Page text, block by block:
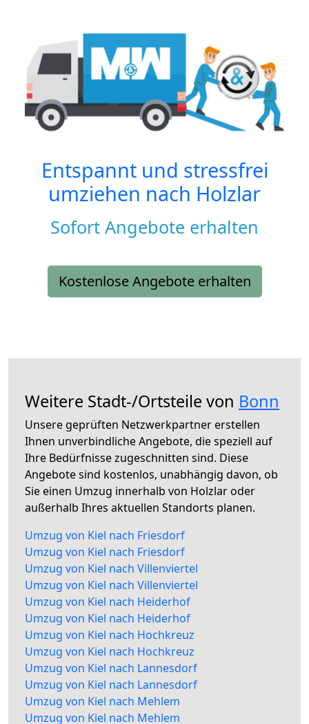
Entspannt und stressfrei
umziehen nach Holzlar
Sofort Angebote erhalten
Kostenlose Angebote erhalten
Weitere Stadt-/Ortsteile von Bonn
Unsere geprüften Netzwerkpartner erstellen
Ihnen unverbindliche Angebote, die speziell auf
Ihre Bedürfnisse zugeschnitten sind. Diese
Angebote sind kostenlos, unabhängig davon, ob
Sie einen Umzug innerhalb von Holzlar oder
außerhalb Ihres aktuellen Standorts planen.
Umzug von Kiel nach Friesdorf
Umzug von Kiel nach Friesdorf
Umzug von Kiel nach Villenviertel
Umzug von Kiel nach Villenviertel
Umzug von Kiel nach Heiderhof
Umzug von Kiel nach Heiderhof
Umzug von Kiel nach Hochkreuz
Umzug von Kiel nach Hochkreuz
Umzug von Kiel nach Lannesdorf
Umzug von Kiel nach Lannesdorf
Umzug von Kiel nach Mehlem
Umzug von Kiel nach Mehlem